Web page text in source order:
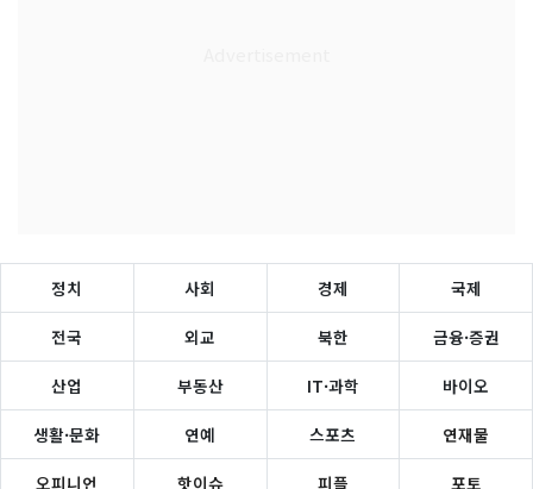
정치 사회 경제 국제
전국 외교 북한 금융·증권
산업 부동산 IT·과학 바이오
생활·문화 연예 스포츠 연재물
오피니언 핫이슈 피플 포토